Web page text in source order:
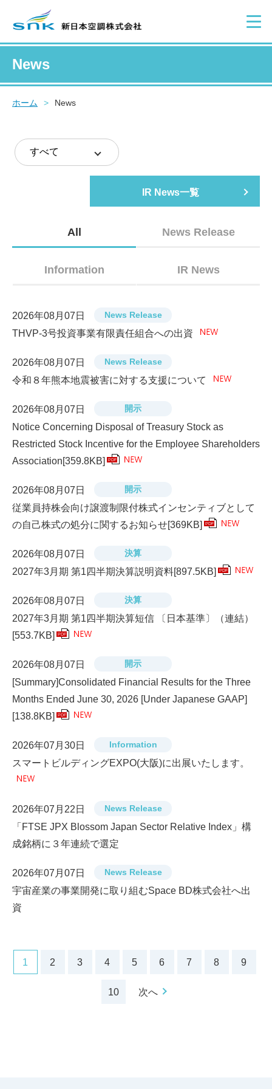
News
ホーム > News
IR News一覧
All News Release
Information IR News
2026年08月07日 News Release
THVP-3号投資事業有限責任組合への出資
2026年08月07日 News Release
令和８年熊本地震被害に対する支援について
2026年08月07日 開示
Notice Concerning Disposal of Treasury Stock as
Restricted Stock Incentive for the Employee Shareholders
Association[359.8KB] PDF
2026年08月07日 開示
従業員持株会向け譲渡制限付株式インセンティブとして
の自己株式の処分に関するお知らせ[369KB] PDF
2026年08月07日 決算
2027年3月期 第1四半期決算説明資料[897.5KB] PDF
2026年08月07日 決算
2027年3月期 第1四半期決算短信 〔日本基準〕（連結）
[553.7KB]
PDF
2026年08月07日 開示
[Summary]Consolidated Financial Results for the Three
Months Ended June 30, 2026 [Under Japanese GAAP]
[138.8KB]
PDF
2026年07月30日 Information
スマートビルディングEXPO(大阪)に出展いたします。
2026年07月22日 News Release
「FTSE JPX Blossom Japan Sector Relative Index」構
成銘柄に３年連続で選定
2026年07月07日 News Release
宇宙産業の事業開発に取り組むSpace BD株式会社へ出
資
1 2 3 4 5 6 7 8 9
10 次へ